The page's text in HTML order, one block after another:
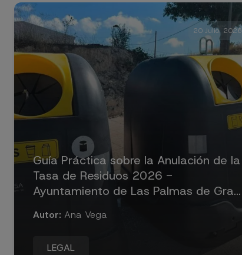
Guía Práctica sobre la Anulación de la
Tasa de Residuos 2026 -
Ayuntamiento de Las Palmas de Gran
Autor: Ana Vega
LEGAL
20 Julio. 2026